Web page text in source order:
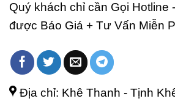
Quý khách chỉ cần Gọi Hotline -
được Báo Giá + Tư Vấn Miễn
Địa chỉ: Khê Thanh - Tịnh